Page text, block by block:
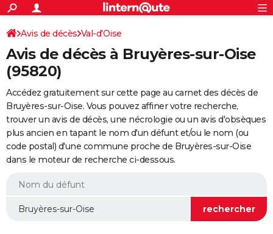
ACTUALITÉS
Politique
Société
Faits Divers
Education
Monde
Villes
+
SPORT
Coupe du monde 2026
Football
Tennis
Cyclisme
Rugby
Forum
FINANCE
Retraite
Impôts
Epargne
Immobilier
Risques naturels par ville
Banque
Assurance
Crédit
AUTO
Essais
Réserver un essai
Citadines
Berlines
SUV
Forum auto
+
HIGH-TECH
Mobiles
Meilleur smartphone
Internet
Ordinateurs
Jeux vidéo
Guide high-tech
+
BRICOLAGE
Forum
Aménagement intérieur
Extérieur
Cuisine
Salle de bains
Jardinage
Rangement
WEEK-END
Guides de France
Escapades
Patrimoine
Expositions
Musées
Week-end nature
LIFESTYLE
Avis de décès Val-d'Oise
Avis de décès à Bruyères-sur-Oise
(95820)
Accédez gratuitement sur cette page au carnet des décès de
Bruyères-sur-Oise. Vous pouvez affiner votre recherche,
trouver un avis de décès, une nécrologie ou un avis d'obsèques
plus ancien en tapant le nom d'un défunt et/ou le nom (ou
code postal) d'une commune proche de Bruyères-sur-Oise
dans le moteur de recherche ci-dessous.